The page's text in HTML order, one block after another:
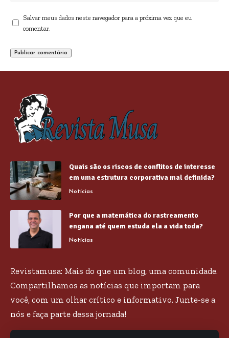
Salvar meus dados neste navegador para a próxima vez que eu
comentar.
Quais são os riscos de conflitos de interesse
em uma estrutura corporativa mal definida?
Notícias
Por que a matemática do rastreamento
engana até quem estuda ela a vida toda?
Notícias
Revistamusa: Mais do que um blog, uma comunidade.
Compartilhamos as notícias que importam para
você, com um olhar crítico e informativo. Junte-se a
nós e faça parte dessa jornada!